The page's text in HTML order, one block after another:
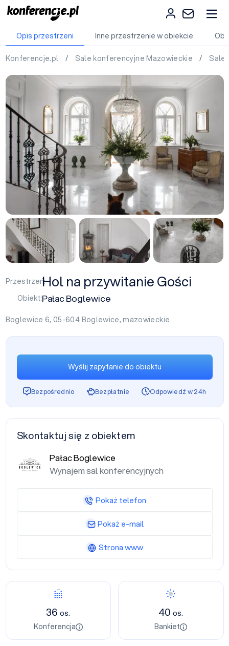
Opis przestrzeni Inne przestrzenie w obiekcie
Konferencje.pl / Sale konferencyjne Mazowieckie / Sale
Przestrzeń:Hol na przywitanie Gości
Obiekt:Pałac Boglewice
Boglewice 6, 05-604 Boglewice,mazowieckie
36os.
Konferencja
40os.
Bankiet
Wyślij zapytanie do obiektu
Bezpośrednio Bezpłatnie Odpowiedź w 24h
Skontaktuj się z obiektem
Pałac Boglewice
Wynajem sal konferencyjnych
Pokaż telefon
Pokaż e-mail
Strona www